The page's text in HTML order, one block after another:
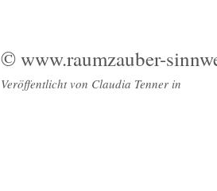
© www.raumzauber-
Veröffentlicht von Claudia Tenner in